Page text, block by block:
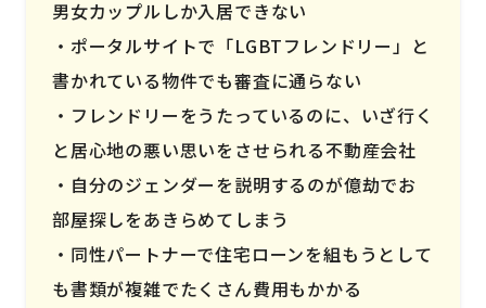
男女カップルしか入居できない
ポータルサイトで「LGBTフレンドリー」と
書かれている物件でも審査に通らない
フレンドリーをうたっているのに、いざ行く
と居心地の悪い思いをさせられる不動産会社
自分のジェンダーを説明するのが億劫でお
部屋探しをあきらめてしまう
同性パートナーで住宅ローンを組もうとして
も書類が複雑でたくさん費用もかかる